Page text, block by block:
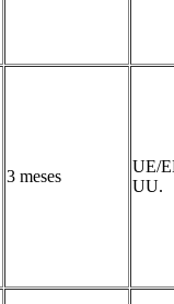
3 meses
UE/
UU.